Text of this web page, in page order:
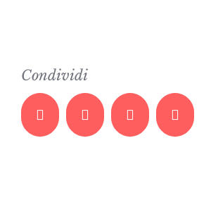
Condividi
Facebook Twitter Whatsapp Email